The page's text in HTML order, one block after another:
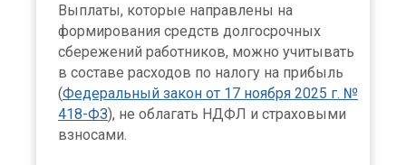
Выплаты, которые направлены на
формирования средств долгосрочных
сбережений работников, можно учитывать
в составе расходов по налогу на прибыль
(Федеральный закон от 17 ноября 2025 г. №
418-ФЗ), не облагать НДФЛ и страховыми
взносами.